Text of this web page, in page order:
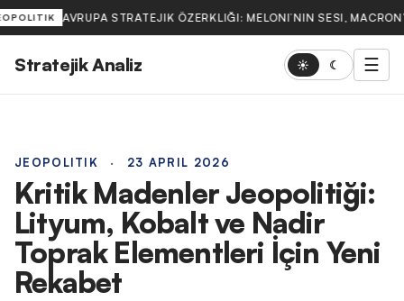
AVRUPA STRATEJIK ÖZERKLIĞI: MELONI’NIN SESI,
Stratejik Analiz ☀ ☾ ☰
JEOPOLITIK · 23 APRIL 2026
Kritik Madenler Jeopolitiği:
Lityum, Kobalt ve Nadir
Toprak Elementleri İçin Yeni
Rekabet